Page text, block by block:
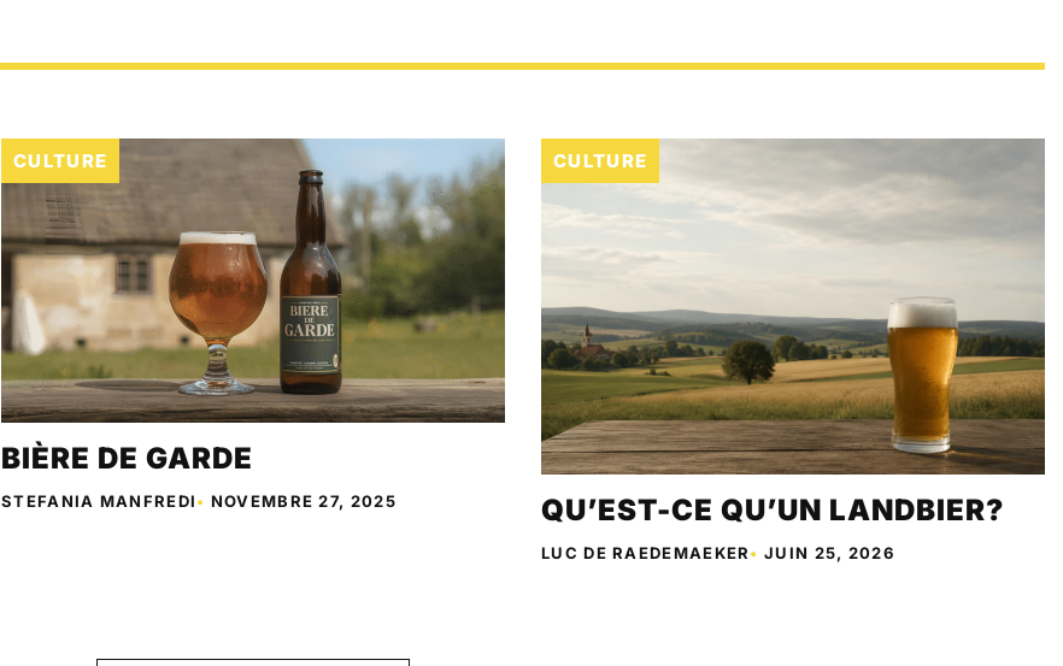
CULTURE
BIÈRE DE GARDE
STEFANIA MANFREDI• NOVEMBRE 27, 2025
CULTURE
QU’EST-CE QU’UN LANDBIER?
LUC DE RAEDEMAEKER•JUIN 25, 2026